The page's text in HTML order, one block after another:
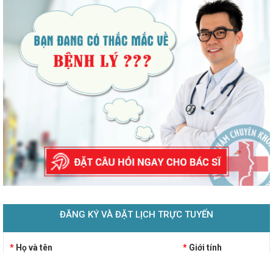
ĐĂNG KÝ VÀ ĐẶT LỊCH TRỰC TUYẾN
* Họ và tên *Giới tính